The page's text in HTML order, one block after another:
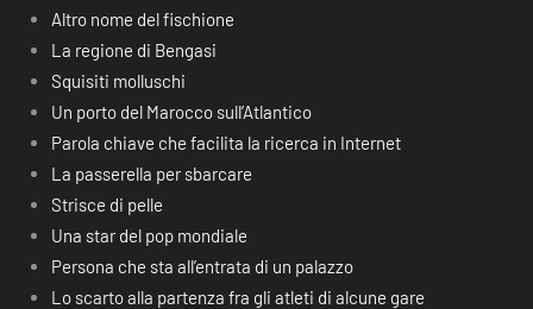
Altro nome del fischione
La regione di Bengasi
Squisiti molluschi
Un porto del Marocco sull’Atlantico
Parola chiave che facilita la ricerca in Internet
La passerella per sbarcare
Strisce di pelle
Una star del pop mondiale
Persona che sta all’entrata di un palazzo
Lo scarto alla partenza fra gli atleti di alcune gare